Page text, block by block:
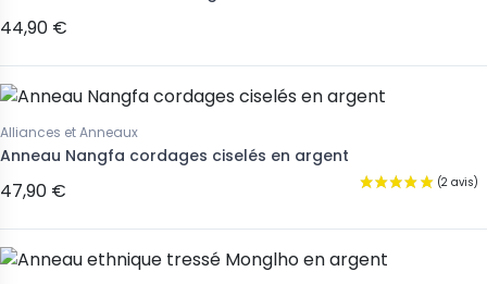
44,90 €
Alliances et Anneaux
Anneau Nangfa cordages ciselés en argent
47,90 €